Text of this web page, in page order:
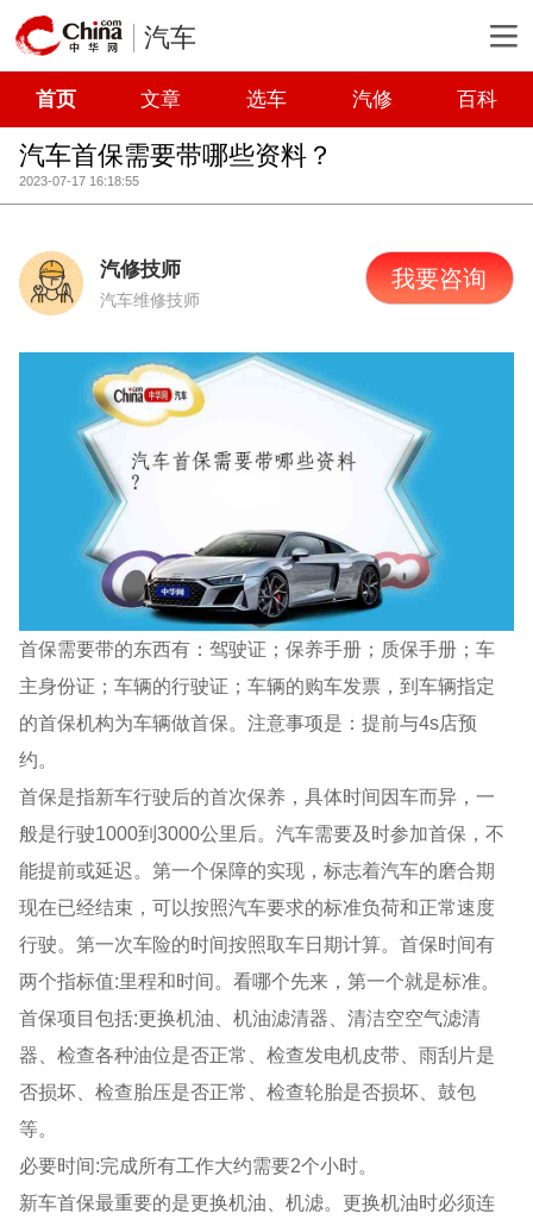
汽车
首页 文章 选车 汽修 百科
汽车首保需要带哪些资料？
2023-07-17 16:18:55
汽修技师
汽车维修技师
我要咨询
首保需要带的东西有：驾驶证；保养手册；质保手册；车
主身份证；车辆的行驶证；车辆的购车发票，到车辆指定
的首保机构为车辆做首保。注意事项是：提前与4s店预
约。
首保是指新车行驶后的首次保养，具体时间因车而异，一
般是行驶1000到3000公里后。汽车需要及时参加首保，不
能提前或延迟。第一个保障的实现，标志着汽车的磨合期
现在已经结束，可以按照汽车要求的标准负荷和正常速度
行驶。第一次车险的时间按照取车日期计算。首保时间有
两个指标值:里程和时间。看哪个先来，第一个就是标准。
首保项目包括:更换机油、机油滤清器、清洁空空气滤清
器、检查各种油位是否正常、检查发电机皮带、雨刮片是
否损坏、检查胎压是否正常、检查轮胎是否损坏、鼓包
等。
必要时间:完成所有工作大约需要2个小时。
新车首保最重要的是更换机油、机滤。更换机油时必须连